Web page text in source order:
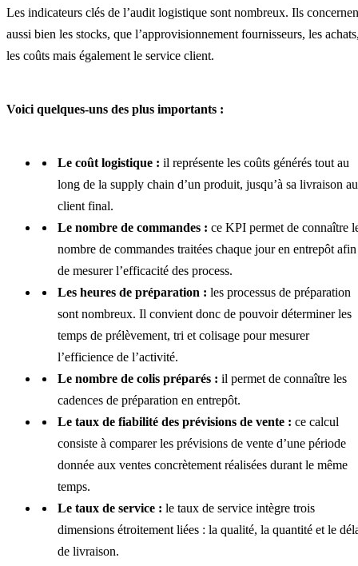
Les indicateurs clés de l’audit logistique sont nombreux. Ils
aussi bien les stocks, que l’approvisionnement fournisseurs, les
les coûts mais également le service client.
Voici quelques-uns des plus importants :
Le coût logistique : il représente les coûts générés tout au
long de la supply chain d’un produit, jusqu’à sa livraison au
client final.
Le nombre de commandes : ce KPI permet de connaître
nombre de commandes traitées chaque jour en entrepôt afin
de mesurer l’efficacité des process.
Les heures de préparation : les processus de préparation
sont nombreux. Il convient donc de pouvoir déterminer les
temps de prélèvement, tri et colisage pour mesurer
l’efficience de l’activité.
Le nombre de colis préparés : il permet de connaître les
cadences de préparation en entrepôt.
Le taux de fiabilité des prévisions de vente : ce calcul
consiste à comparer les prévisions de vente d’une période
donnée aux ventes concrètement réalisées durant le même
temps.
Le taux de service : le taux de service intègre trois
dimensions étroitement liées : la qualité, la quantité et le
de livraison.